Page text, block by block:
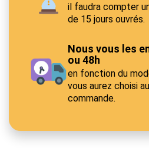
il faudra compter
de 15 jours ouvrés.
Nous vous les
ou 48h
en fonction du
vous aurez choisi
commande.